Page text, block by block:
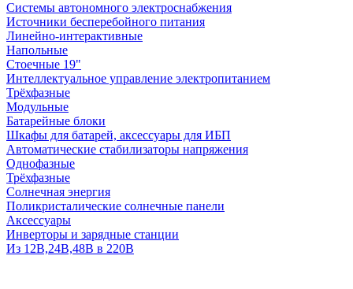
Системы автономного электроснабжения
Источники бесперебойного питания
Линейно-интерактивные
Напольные
Стоечные 19"
Интеллектуальное управление электропитанием
Трёхфазные
Модульные
Батарейные блоки
Шкафы для батарей, аксессуары для ИБП
Автоматические стабилизаторы напряжения
Однофазные
Трёхфазные
Солнечная энергия
Поликристалические солнечные панели
Аксессуары
Инверторы и зарядные станции
Из 12В,24В,48В в 220В